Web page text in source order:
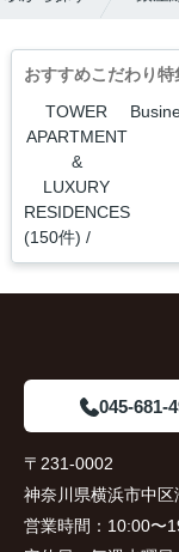
おすすめこだわり特
TOWER
APARTMENT
&
LUXURY
RESIDENCES
(150件)
045-681-
〒231-0002
神奈川県横浜市中
営業時間： 10:00〜